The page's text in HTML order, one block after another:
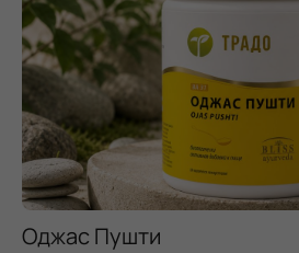
Оджас Пушти